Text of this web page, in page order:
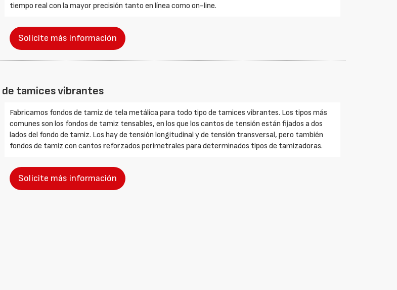
tiempo real con la mayor precisión tanto en línea como on-line.
Solicite más información
tamices vibrantes
Fabricamos fondos de tamiz de tela metálica para todo tipo de tamices vibrantes. Los tipos más
comunes son los fondos de tamiz tensables, en los que los cantos de tensión están fijados a dos
lados del fondo de tamiz. Los hay de tensión longitudinal y de tensión transversal, pero también
fondos de tamiz con cantos reforzados perimetrales para determinados tipos de tamizadoras.
Solicite más información